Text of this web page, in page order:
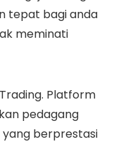
tepat bagi anda
meminati
Platform
pedagang
berprestasi